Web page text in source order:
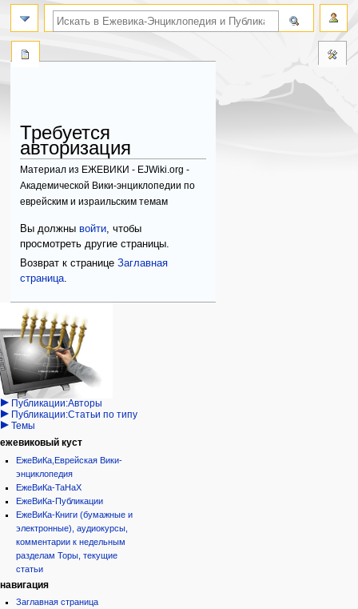
Требуется
авторизация
Материал из ЕЖЕВИКИ - EJWiki.org -
Академической Вики-энциклопедии по
еврейским и израильским темам
Перейти
к
навигации
Перейти
к
поиску
Вы должнывойти , чтобы
просмотреть другие страницы.
Возврат к страницеЗаглавная
страница.
Навигация
персональные инструменты
войти
запрос
учётной
записи
категории
Израиль:Страна и
государство
Иудаизм
Народ
Проекты
Проекты/Участники/
дополнения
Публикации:Авторы
Публикации:Статьи по типу
Темы
поиск по словам
ежевиковый куст
ЕжеВиКа,Еврейская Вики-
энциклопедия
ЕжеВиКа-ТаНаХ
ЕжеВиКа-Публикации
ЕжеВиКа-Книги (бумажные и
электронные), аудиокурсы,
комментарии к недельным
разделам Торы, текущие
статьи
навигация
Заглавная страница